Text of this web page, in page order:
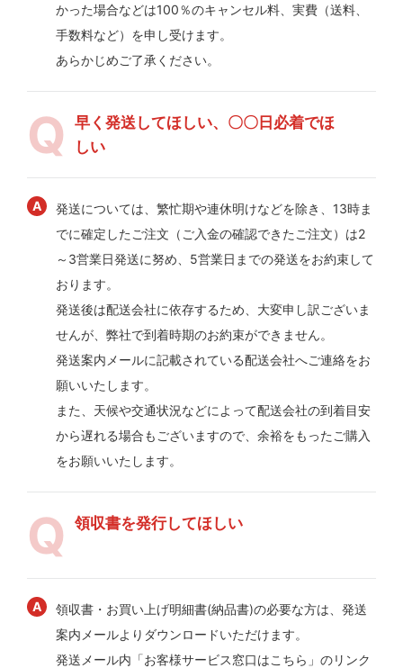
かった場合などは100％のキャンセル料、実費（送料、
手数料など）を申し受けます。
あらかじめご了承ください。
早く発送してほしい、〇〇日必着でほ
しい
発送については、繁忙期や連休明けなどを除き、13時ま
でに確定したご注文（ご入金の確認できたご注文）は2
～3営業日発送に努め、5営業日までの発送をお約束して
おります。
発送後は配送会社に依存するため、大変申し訳ございま
せんが、弊社で到着時期のお約束ができません。
発送案内メールに記載されている配送会社へご連絡をお
願いいたします。
また、天候や交通状況などによって配送会社の到着目安
から遅れる場合もございますので、余裕をもったご購入
をお願いいたします。
領収書を発行してほしい
領収書・お買い上げ明細書(納品書)の必要な方は、発送
案内メールよりダウンロードいただけます。
発送メール内「お客様サービス窓口はこちら」のリンク